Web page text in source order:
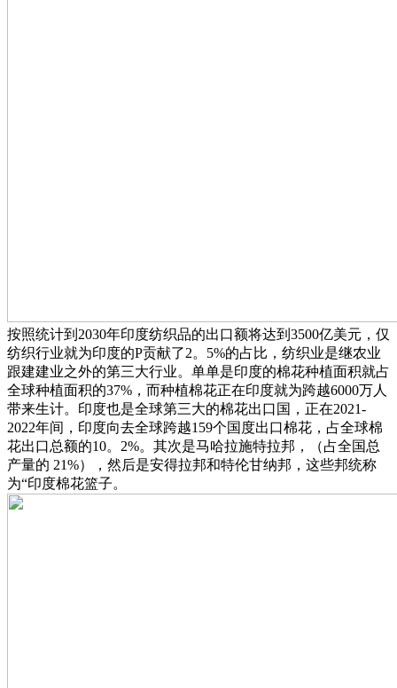
按照统计到2030年印度纺织品的出口额将达到3500亿美元，仅
纺织行业就为印度的P贡献了2。5%的占比，纺织业是继农业
跟建建业之外的第三大行业。单单是印度的棉花种植面积就占
全球种植面积的37%，而种植棉花正在印度就为跨越6000万人
带来生计。印度也是全球第三大的棉花出口国，正在2021-
2022年间，印度向去全球跨越159个国度出口棉花，占全球棉
花出口总额的10。2%。其次是马哈拉施特拉邦，（占全国总
产量的 21%），然后是安得拉邦和特伦甘纳邦，这些邦统称
为“印度棉花篮子。